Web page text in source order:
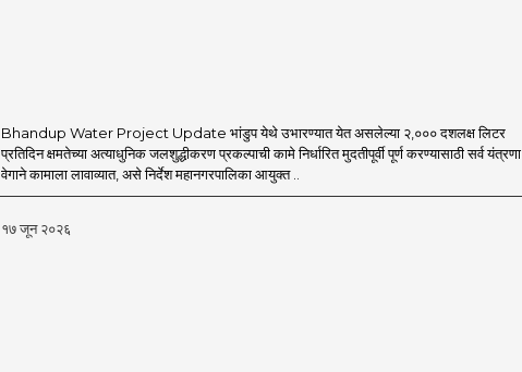
Bhandup Water Project Update भांडुप येथे उभारण्यात येत असलेल्या २,००० दशलक्ष लिटर
प्रतिदिन क्षमतेच्या अत्याधुनिक जलशुद्धीकरण प्रकल्पाची कामे निर्धारित मुदतीपूर्वी पूर्ण करण्यासाठी सर्व यंत्रणा
वेगाने कामाला लावाव्यात, असे निर्देश महानगरपालिका आयुक्त ..
१७ जून २०२६